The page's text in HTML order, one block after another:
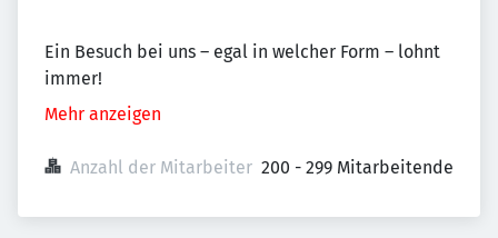
Ein Besuch bei uns – egal in welcher Form – lohnt
immer!
Mehr anzeigen
Anzahl der Mitarbeiter 200 - 299 Mitarbeitende